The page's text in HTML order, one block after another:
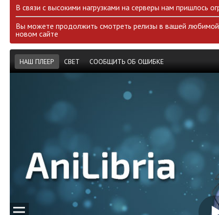
В связи с высокими нагрузками на серверы нам пришлось
Вы можете продолжить смотреть релизы в вашей
новом сайте
НАШ ПЛЕЕР СВЕТ СООБЩИТЬ ОБ ОШИБКЕ